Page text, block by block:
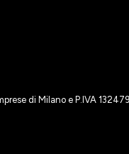
di Milano e P.IVA